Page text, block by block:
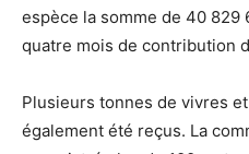
espèce la somme de 40 829
quatre mois de contribution
Plusieurs tonnes de vivres
également été reçus. La